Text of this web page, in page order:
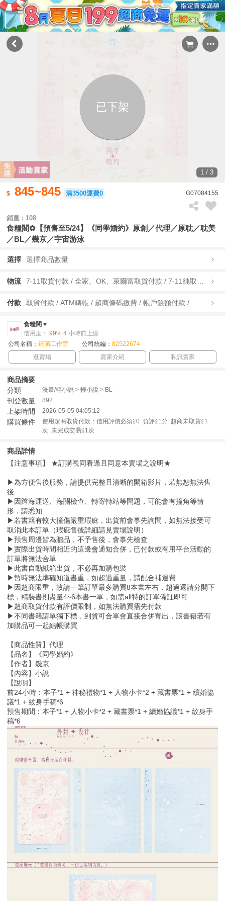
已下架
1 / 3
845~845 滿3500運費0 G07084155
銷量 : 108
食糧閣✿【預售至5/24】《同學婚約》原創／代理／原耽／耽美
／BL／幾京／宇宙游泳
選擇 選擇商品數量
物流
付款 取貨付款 / ATM轉帳 / 超商條碼繳費 / 帳戶餘額付款 /
食糧閣 ♥
信用度： 99% 4 小時前上線
公司名稱： 鈺萌工作室公司統編： 82522674
逛賣場
賣家介紹 私訊賣家
商品摘要
分類
漫畫/輕小說 > 輕小說 > BL
刊登數量 892
上架時間 2026-05-05 04:05:12
購買條件
使用超商取貨付款：信用評價必須≧0 負評≦1分 超商未取貨≦1
次 未完成交易≦1次
商品詳情
【注意事項】 ★訂購視同看過且同意本賣場之說明★
▶為方便售後服務，請提供完整且清晰的開箱影片，若無恕無法售
後
▶因跨海運送、海關檢查、轉寄轉站等問題，可能會有撞角等情
形，請悉知
▶若書籍有較大撞傷嚴重瑕疵，出貨前會事先詢問，如無法接受可
取消此本訂單（瑕疵售後詳細請見賣場說明）
▶預售周邊皆為贈品，不予售後，會事先檢查
▶實際出貨時間相近的這邊會通知合併，已付款或有用平台活動的
訂單將無法合單
▶此書自動紙箱出貨，不必再加購包裝
▶暫時無法準確知道書重，如超過重量，請配合補運費
▶因超商限重，故請一筆訂單最多購買8本書左右，超過還請分開下
標，精裝書則盡量4~6本書一單，如需all特的訂單備註即可
▶超商取貨付款有評價限制，如無法購買需先付款
▶不同書籍請單獨下標，到貨可合單會直接合併寄出，該書籍若有
加購品可一起結帳購買
【商品性質】代理
【品名】《同學婚約》
【作者】幾京
【內容】小說
【說明】
前24小時：本子*1 + 神秘禮物*1 + 人物小卡*2 + 藏書票*1 + 續婚協
議*1 + 紋身手稿*6
預售期間：本子*1 + 人物小卡*2 + 藏書票*1 + 續婚協議*1 + 紋身手
稿*6